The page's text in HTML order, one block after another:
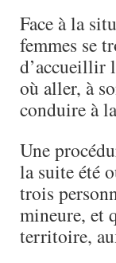
Face à la
femmes se
d’accueillir
où aller, à
conduire à
Une
la suite été
trois
mineure, et
territoire,